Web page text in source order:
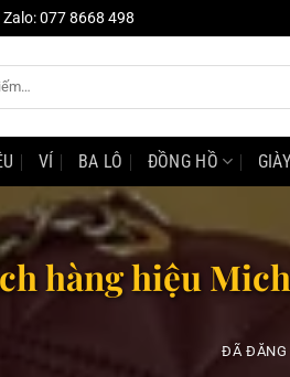
Zalo: 077 8668 498
VÍ BA LÔ ĐỒNG HỒ GIÀY
hàng hiệu
ĐÃ ĐĂNG